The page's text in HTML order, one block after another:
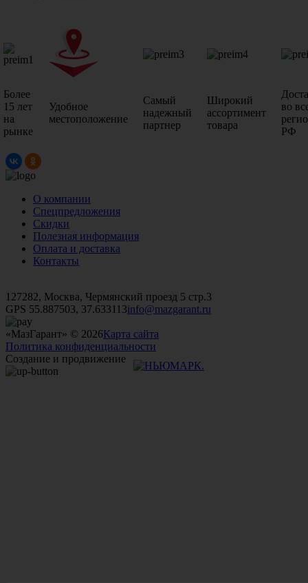
Более
15 лет
на
рынке
Удобное
местоположение
Самый
надежный
партнер
Широкий
ассортимент
товара
во
РФ
О компании
Спецпредложения
Скидки
Полезная информация
Оплата и доставка
Контакты
127282, Москва, Чермянский проезд 5 стр.3
GPS 55.887503, 37.633113info@mazgarant.ru
«МазГарант» © 2026Карта сайта
Политика конфиденциальности
Создание и продвижение